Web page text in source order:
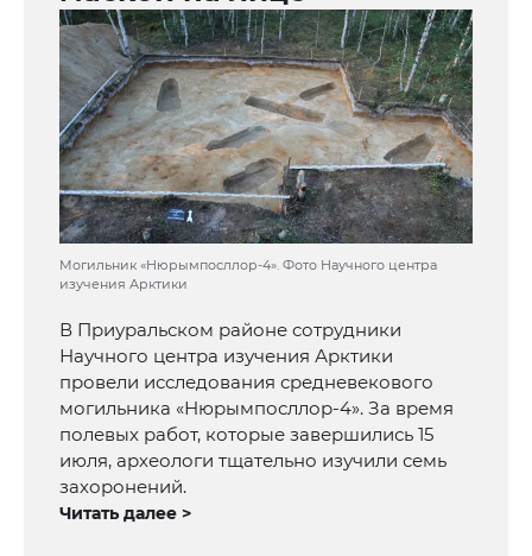
Могильник «Нюрымпосллор-4». Фото Научного центра
изучения Арктики
В Приуральском районе сотрудники
Научного центра изучения Арктики
провели исследования средневекового
могильника «Нюрымпосллор-4». За время
полевых работ, которые завершились 15
июля, археологи тщательно изучили семь
захоронений.
Читать далее >